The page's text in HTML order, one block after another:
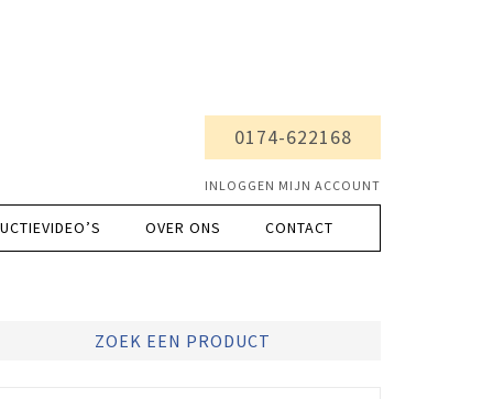
0174-622168
INLOGGEN MIJN ACCOUNT
OVER ONS CONTACT
ZOEK EEN PRODUCT